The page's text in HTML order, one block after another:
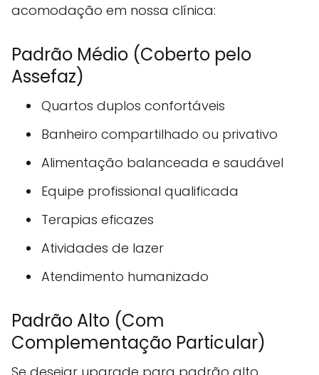
acomodação em nossa clínica:
Padrão Médio (Coberto pelo
Assefaz)
Quartos duplos confortáveis
Banheiro compartilhado ou privativo
Alimentação balanceada e saudável
Equipe profissional qualificada
Terapias eficazes
Atividades de lazer
Atendimento humanizado
Padrão Alto (Com
Complementação Particular)